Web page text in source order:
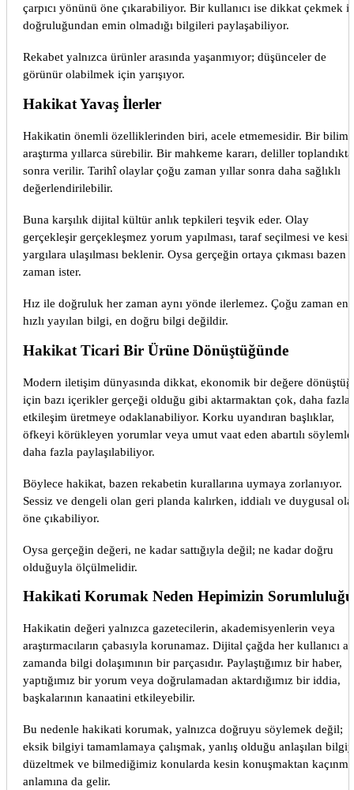
çarpıcı yönünü öne çıkarabiliyor. Bir kullanıcı ise dikkat çekmek
doğruluğundan emin olmadığı bilgileri paylaşabiliyor.
Rekabet yalnızca ürünler arasında yaşanmıyor; düşünceler de
görünür olabilmek için yarışıyor.
Hakikat Yavaş İlerler
Hakikatin önemli özelliklerinden biri, acele etmemesidir. Bir
araştırma yıllarca sürebilir. Bir mahkeme kararı, deliller
sonra verilir. Tarihî olaylar çoğu zaman yıllar sonra daha sağlıklı
değerlendirilebilir.
Buna karşılık dijital kültür anlık tepkileri teşvik eder. Olay
gerçekleşir gerçekleşmez yorum yapılması, taraf seçilmesi ve kesin
yargılara ulaşılması beklenir. Oysa gerçeğin ortaya çıkması bazen
zaman ister.
Hız ile doğruluk her zaman aynı yönde ilerlemez. Çoğu zaman en
hızlı yayılan bilgi, en doğru bilgi değildir.
Hakikat Ticari Bir Ürüne Dönüştüğünde
Modern iletişim dünyasında dikkat, ekonomik bir değere
için bazı içerikler gerçeği olduğu gibi aktarmaktan çok, daha fazla
etkileşim üretmeye odaklanabiliyor. Korku uyandıran başlıklar,
öfkeyi körükleyen yorumlar veya umut vaat eden abartılı
daha fazla paylaşılabiliyor.
Böylece hakikat, bazen rekabetin kurallarına uymaya zorlanıyor.
Sessiz ve dengeli olan geri planda kalırken, iddialı ve duygusal
öne çıkabiliyor.
Oysa gerçeğin değeri, ne kadar sattığıyla değil; ne kadar doğru
olduğuyla ölçülmelidir.
Hakikati Korumak Neden Hepimizin
Hakikatin değeri yalnızca gazetecilerin, akademisyenlerin veya
araştırmacıların çabasıyla korunamaz. Dijital çağda her kullanıcı
zamanda bilgi dolaşımının bir parçasıdır. Paylaştığımız bir haber,
yaptığımız bir yorum veya doğrulamadan aktardığımız bir iddia,
başkalarının kanaatini etkileyebilir.
Bu nedenle hakikati korumak, yalnızca doğruyu söylemek değil;
eksik bilgiyi tamamlamaya çalışmak, yanlış olduğu anlaşılan
düzeltmek ve bilmediğimiz konularda kesin konuşmaktan
anlamına da gelir.